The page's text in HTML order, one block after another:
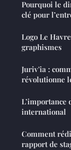
Pourquoi le
clé pour
Logo Le
graphismes
Juriv'ia :
révolutionne
L’importance
international
Comment
rapport de